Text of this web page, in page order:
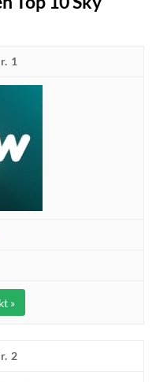
1
»
2